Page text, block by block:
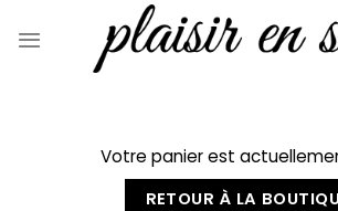
Votre panier est
RETOUR À LA